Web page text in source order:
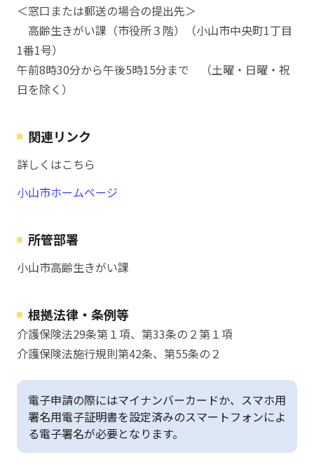
＜窓口または郵送の場合の提出先＞
高齢生きがい課（市役所３階）（小山市中央町1丁目
1番1号）
午前8時30分から午後5時15分まで （土曜・日曜・祝
日を除く）
関連リンク
詳しくはこちら
小山市ホームページ
所管部署
小山市高齢生きがい課
根拠法律・条例等
介護保険法29条第１項、第33条の２第１項
介護保険法施行規則第42条、第55条の２
電子申請の際にはマイナンバーカードか、スマホ用
署名用電子証明書を設定済みのスマートフォンによ
る電子署名が必要となります。